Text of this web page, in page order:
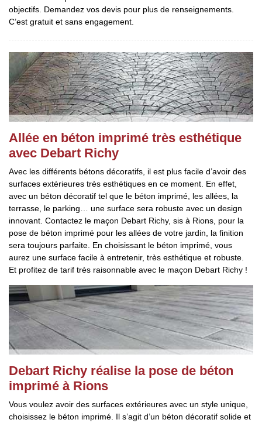
objectifs. Demandez vos devis pour plus de renseignements.
C’est gratuit et sans engagement.
Allée en béton imprimé très esthétique
avec Debart Richy
Avec les différents bétons décoratifs, il est plus facile d’avoir des
surfaces extérieures très esthétiques en ce moment. En effet,
avec un béton décoratif tel que le béton imprimé, les allées, la
terrasse, le parking… une surface sera robuste avec un design
innovant. Contactez le maçon Debart Richy, sis à Rions, pour la
pose de béton imprimé pour les allées de votre jardin, la finition
sera toujours parfaite. En choisissant le béton imprimé, vous
aurez une surface facile à entretenir, très esthétique et robuste.
Et profitez de tarif très raisonnable avec le maçon Debart Richy !
Debart Richy réalise la pose de béton
imprimé à Rions
Vous voulez avoir des surfaces extérieures avec un style unique,
choisissez le béton imprimé. Il s’agit d’un béton décoratif solide et